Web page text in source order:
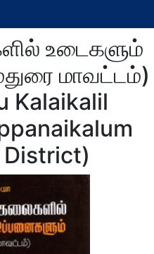
உடைகளும்
மாவட்டம்)
Kalaikalil